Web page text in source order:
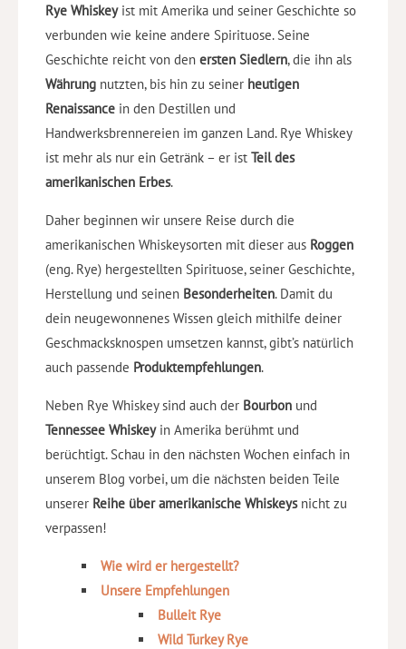
Rye Whiskeyist mit Amerika und seiner Geschichte so
verbunden wie keine andere Spirituose. Seine
Geschichte reicht von den ersten Siedlern, die ihn als
Währung nutzten, bis hin zu seiner heutigen
Renaissance in den Destillen und
Handwerksbrennereien im ganzen Land. Rye Whiskey
ist mehr als nur ein Getränk – er ist Teil des
amerikanischen Erbes.
Daher beginnen wir unsere Reise durch die
amerikanischen Whiskeysorten mit dieser aus Roggen
(eng. Rye) hergestellten Spirituose, seiner Geschichte,
Herstellung und seinen Besonderheiten. Damit du
dein neugewonnenes Wissen gleich mithilfe deiner
Geschmacksknospen umsetzen kannst, gibt’s natürlich
auch passende Produktempfehlungen.
Neben Rye Whiskey sind auch der Bourbon und
Tennessee Whiskeyin Amerika berühmt und
berüchtigt. Schau in den nächsten Wochen einfach in
unserem Blog vorbei, um die nächsten beiden Teile
unserer Reihe über amerikanische Whiskeysnicht zu
verpassen!
Wie wird er hergestellt?
Unsere Empfehlungen
Bulleit Rye
Wild Turkey Rye